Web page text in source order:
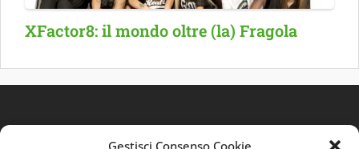
Gestisci Consenso Cookie
XFactor8: il mondo oltre (la) Fragola